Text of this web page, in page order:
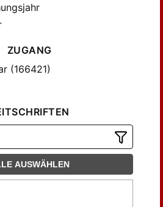
ZUGANG
(166421)
AUSWÄHLEN